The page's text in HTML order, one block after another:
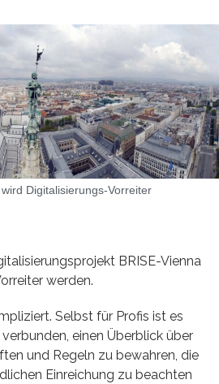
Digitalisierungs-Vorreiter
BRISE-Vienna
werden.
Selbst für Profis ist es
einen Überblick über
und Regeln zu bewahren, die
Einreichung zu beachten